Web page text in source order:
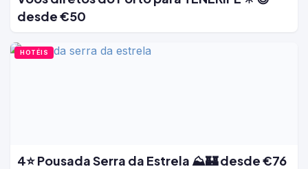
desde €50
HOTÉIS
4⭐ Pousada Serra da Estrela ⛰️🏰 desde €76